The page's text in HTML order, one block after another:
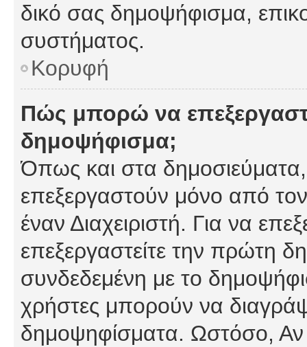
δικό σας δημοψήφισμα,
συστήματος.
Κορυφή
Πώς μπορώ να
δημοψήφισμα;
Όπως και στα
επεξεργαστούν μόνο από
έναν Διαχειριστή. Για να
επεξεργαστείτε την πρώτη
συνδεδεμένη με το
χρήστες μπορούν να
δημοψηφίσματα. Ωστόσο, Αν